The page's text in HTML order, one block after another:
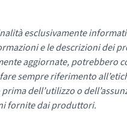
esclusivamente
e le descrizioni dei
aggiornate, potrebbero
sempre riferimento
dell’utilizzo o
fornite dai produttori.